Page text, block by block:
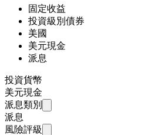
固定收益
投資級別債券
美國
美元現金
派息
投資貨幣
美元現金
派息類別
派息
風險評級